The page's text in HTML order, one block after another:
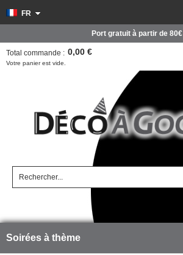
FR
Votre panier est vide.
Total commande : 0,00 €
Port gratuit à partir de 80€
Soirées à thème